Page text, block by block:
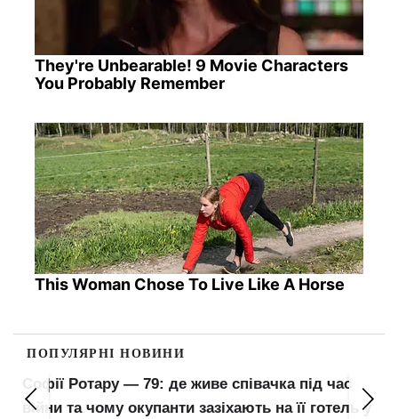
They're Unbearable! 9 Movie Characters
You Probably Remember
This Woman Chose To Live Like A Horse
ПОПУЛЯРНІ НОВИНИ
Софії Ротару — 79: де живе співачка під час
війни та чому окупанти зазіхають на її готель у